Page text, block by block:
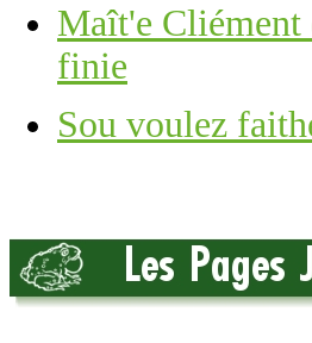
Maît'e Cliément
finie
Sou voulez